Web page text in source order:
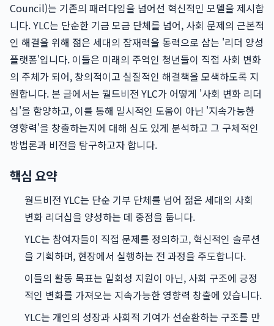
Council)는 기존의 패러다임을 넘어선 혁신적인 모델을 제시합
니다. YLC는 단순한 기금 모금 단체를 넘어, 사회 문제의 근본적
인 해결을 위해 젊은 세대의 잠재력을 동력으로 삼는 '리더 양성
플랫폼'입니다. 이들은 미래의 주역인 청년들이 직접 사회 변화
의 주체가 되어, 창의적이고 실질적인 해결책을 모색하도록 지
원합니다. 본 글에서는 월드비전 YLC가 어떻게 '사회 변화 리더
십'을 함양하고, 이를 통해 일시적인 도움이 아닌 '지속가능한
영향력'을 창출하는지에 대해 심도 있게 분석하고 그 구체적인
방법론과 비전을 탐구하고자 합니다.
핵심 요약
월드비전 YLC는 단순 기부 단체를 넘어 젊은 세대의 사회
변화 리더십을 양성하는 데 중점을 둡니다.
YLC는 참여자들이 직접 문제를 정의하고, 혁신적인 솔루션
을 기획하며, 현장에서 실행하는 전 과정을 주도합니다.
이들의 활동 목표는 일회성 지원이 아닌, 사회 구조에 긍정
적인 변화를 가져오는 지속가능한 영향력 창출에 있습니다.
YLC는 개인의 성장과 사회적 기여가 선순환하는 구조를 만